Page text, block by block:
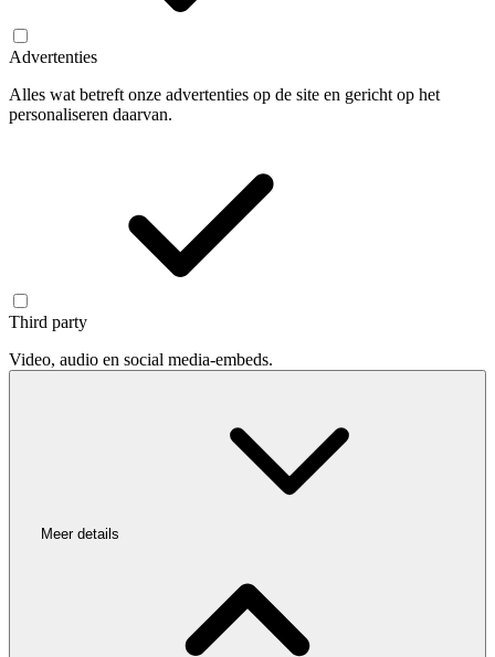
Advertenties
Alles wat betreft onze advertenties op de site en gericht op het
personaliseren daarvan.
Third party
Video, audio en social media-embeds.
Meer details